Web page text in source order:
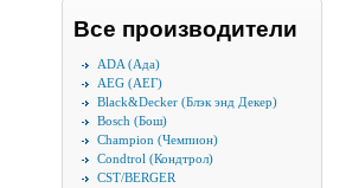
Все производители
ADA (Ада)
AEG (АЕГ)
Black&Decker (Блэк энд Декер)
Bosch (Бош)
Champion (Чемпион)
Condtrol (Кондтрол)
CST/BERGER